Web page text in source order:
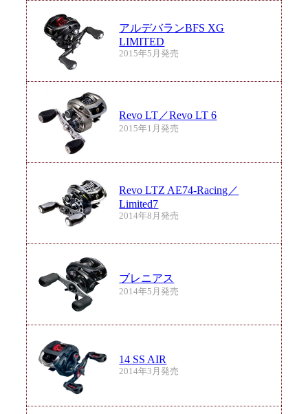
アルデバランBFS XG
LIMITED
2015年5月発売
Revo LT／Revo LT 6
2015年1月発売
Revo LTZ AE74-Racing／
Limited7
2014年8月発売
ブレニアス
2014年5月発売
14 SS AIR
2014年3月発売